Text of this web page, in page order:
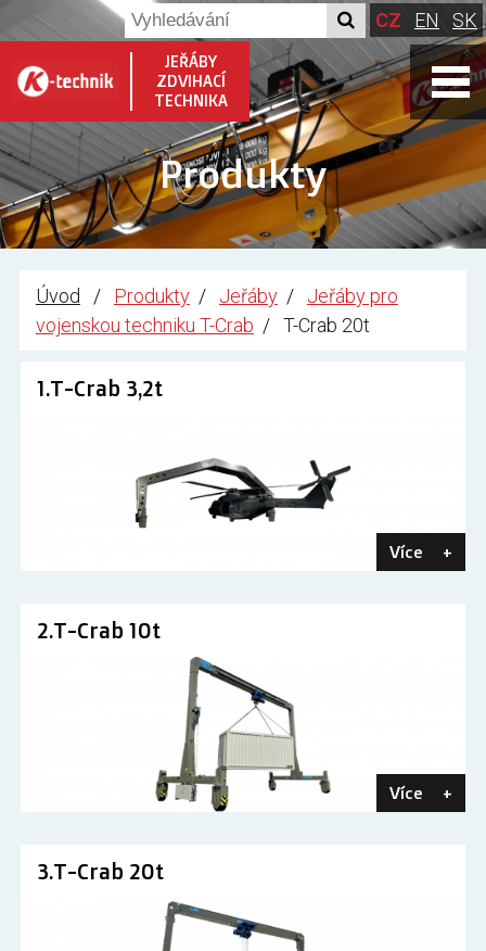
CZ EN SK
JEŘÁBY
ZDVIHACÍ
TECHNIKA
Produkty
Úvod Produkty Jeřáby
Jeřáby pro
vojenskou techniku T-Crab
T-Crab 20t
1.T-Crab 3,2t
Více +
2.T-Crab 10t
Více +
3.T-Crab 20t